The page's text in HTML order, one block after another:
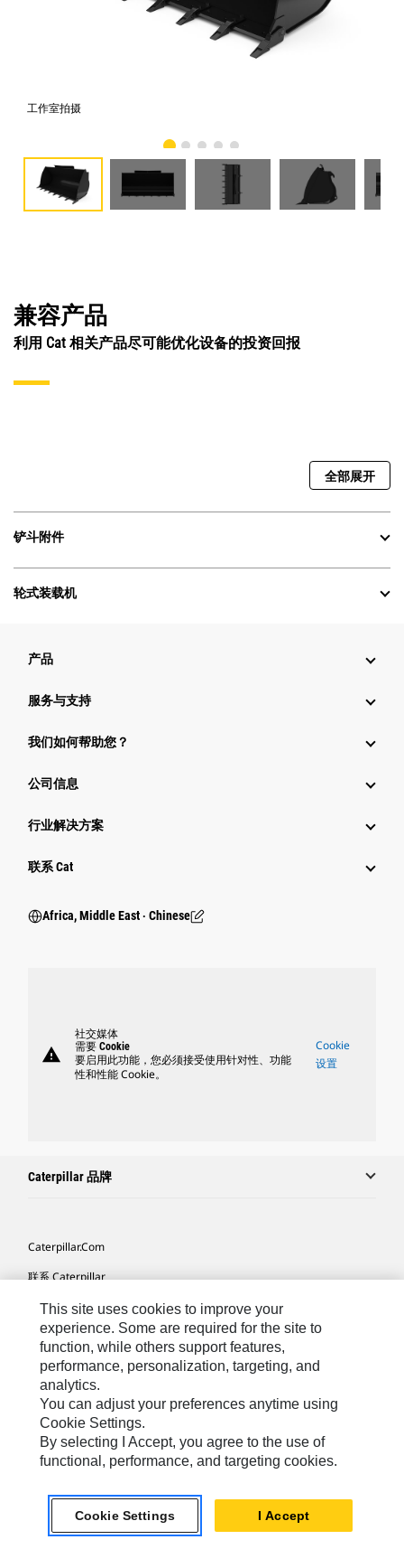
工作室拍摄
兼容产品
利用 Cat 相关产品尽可能优化设备的投资回报
全部展开
铲斗附件
轮式装载机
产品
服务与支持
我们如何帮助您？
公司信息
行业解决方案
行业
联系 Cat
Africa, Middle East ‧ Chinese
warning
社交媒体
需要 Cookie
要启用此功能，您必须接受使用针对性、功能
性和性能 Cookie。
Cookie
设置
Caterpillar 品牌
Caterpillar.com
联系 Caterpillar
我的营销首选项
站点地图
Cookie Settings
法律
隐私
Africa, Middle East ‧ Chinese© 2026 Caterpillar. 保留所有权利
This site uses cookies to improve your
experience. Some are required for the site to
function, while others support features,
performance, personalization, targeting, and
analytics.
You can adjust your preferences anytime using
Cookie Settings.
By selecting I Accept, you agree to the use of
functional, performance, and targeting cookies.
Cookie Settings I Accept